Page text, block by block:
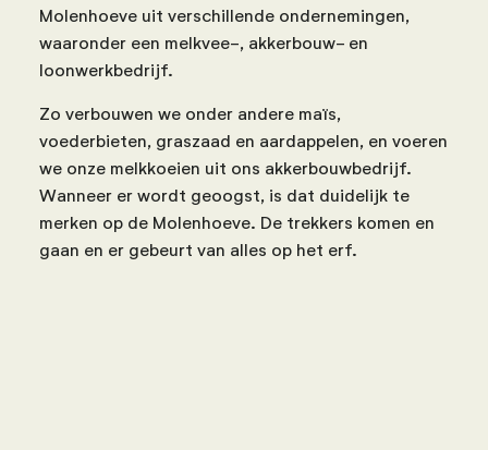
Molenhoeve uit verschillende ondernemingen,
waaronder een melkvee-, akkerbouw- en
loonwerkbedrijf.
Zo verbouwen we onder andere maïs,
voederbieten, graszaad en aardappelen, en voeren
we onze melkkoeien uit ons akkerbouwbedrijf.
Wanneer er wordt geoogst, is dat duidelijk te
merken op de Molenhoeve. De trekkers komen en
gaan en er gebeurt van alles op het erf.